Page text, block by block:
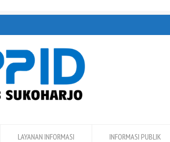
LAYANAN INFORMASI INFORMASI PUBLIK